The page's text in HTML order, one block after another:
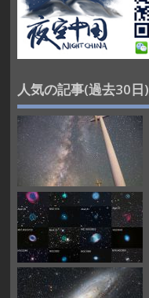
人気の記事(過去30日)